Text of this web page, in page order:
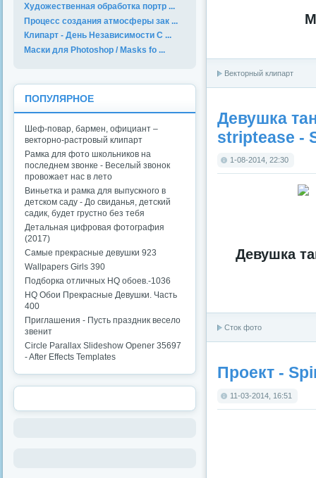
Векторный клипарт
Девушка
striptease -
1-08-2014, 22:30
Девушка
Сток фото
Проект -
11-03-2014, 16:51
Художественная обработка портр ...
Процесс создания атмосферы зак ...
Клипарт - День Независимости С ...
Маски для Photoshop / Masks fo ...
ПОПУЛЯРНОЕ
Шеф-повар, бармен, официант –
векторно-растровый клипарт
Рамка для фото школьников на
последнем звонке - Веселый звонок
провожает нас в лето
Виньетка и рамка для выпускного в
детском саду - До свиданья, детский
садик, будет грустно без тебя
Детальная цифровая фотография
(2017)
Самые прекрасные девушки 923
Wallpapers Girls 390
Подборка отличных HQ обоев.-1036
HQ Обои Прекрасные Девушки. Часть
400
Приглашения - Пусть праздник весело
звенит
Circle Parallax Slideshow Opener 35697
- After Effects Templates